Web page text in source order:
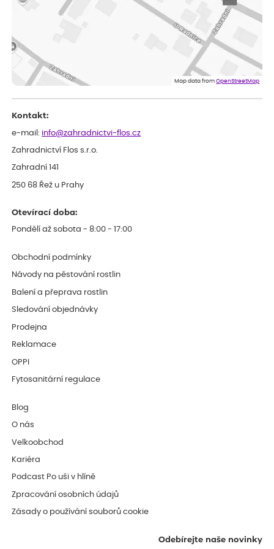
ověřený nákup dnes
Jsem spokojená a budu vás doporučovat.
Vratislav
Spokojenost rostlina dorazila vpořádku
Map data fromOpenStreetMap
Kontakt:
e-mail: info@zahradnictvi-flos.cz
Zahradnictví Flos s.r.o.
Zahradní 141
250 68 Řež u Prahy
Otevírací doba:
Pondělí až sobota - 8:00 - 17:00
Obchodní podmínky
Návody na pěstování rostlin
Balení a přeprava rostlin
Sledování objednávky
Prodejna
Reklamace
OPPI
Fytosanitární regulace
Blog
O nás
Velkoobchod
Kariéra
Podcast Po uši v hlíně
Zpracování osobních údajů
Zásady o používání souborů cookie
Odebírejte naše novinky